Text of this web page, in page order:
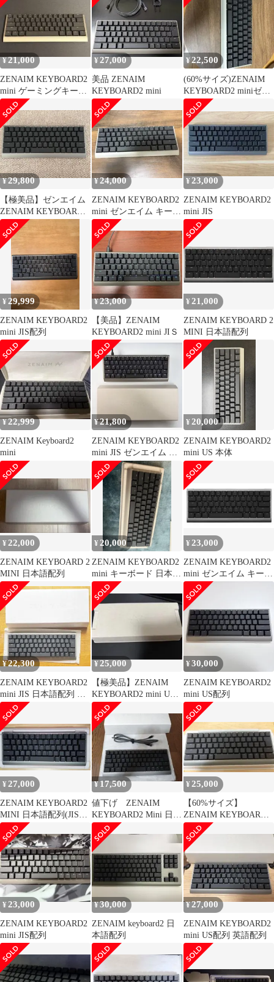
¥21,000
ZENAIM KEYBOARD2
mini ゲーミングキーボ
ード60％サイズ英語
¥27,000
美品 ZENAIM
KEYBOARD2 mini
¥22,500
(60%サイズ)ZENAIM
KEYBOARD2 miniゼン
エイム キーボード
¥29,800
【極美品】ゼンエイム
ZENAIM KEYBOARD2
mini
¥24,000
ZENAIM KEYBOARD2
mini ゼンエイム キーボ
ード 英語配列
¥ 23,000
ZENAIM KEYBOARD2
mini JIS
¥29,999
ZENAIM KEYBOARD2
mini JIS配列
¥23,000
【美品】ZENAIM
KEYBOARD2 mini JIＳ
¥21,000
ZENAIM KEYBOARD 2
MINI 日本語配列
¥22,999
ZENAIM Keyboard2
mini
¥21,800
ZENAIM KEYBOARD2
mini JIS ゼンエイム 日
本語配列
¥20,000
ZENAIM KEYBOARD2
mini US 本体
¥ 22,000
ZENAIM KEYBOARD 2
MINI 日本語配列
¥ 20,000
ZENAIM KEYBOARD2
mini キーボード 日本語
配列
¥ 23,000
ZENAIM KEYBOARD2
mini ゼンエイム キーボ
ード 英語配列
¥22,300
ZENAIM KEYBOARD2
mini JIS 日本語配列 キ
ーボード
¥ 25,000
【極美品】ZENAIM
KEYBOARD2 mini US
配列
¥30,000
ZENAIM KEYBOARD2
mini US配列
¥ 27,000
ZENAIM KEYBOARD2
MINI 日本語配列(JIS配
列)
¥ 17,500
値下げ ZENAIM
KEYBOARD2 Mini 日本
語配列
¥ 25,000
【60%サイズ】
ZENAIM KEYBOARD2
mini ゼンエイム日本語
配列
¥23,000
ZENAIM KEYBOARD2
mini JIS配列
¥30,000
ZENAIM keyboard2 日
本語配列
¥27,000
ZENAIM KEYBOARD2
mini US配列 英語配列